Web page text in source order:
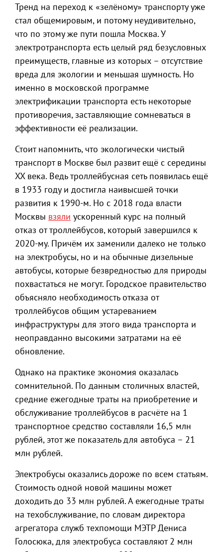
Тренд на переход к «зелёному» транспорту уже
стал общемировым, и потому неудивительно,
что по этому же пути пошла Москва. У
электротранспорта есть целый ряд безусловных
преимуществ, главные из которых – отсутствие
вреда для экологии и меньшая шумность. Но
именно в московской программе
электрификации транспорта есть некоторые
противоречия, заставляющие сомневаться в
эффективности её реализации.
Стоит напомнить, что экологически чистый
транспорт в Москве был развит ещё с середины
XX века. Ведь троллейбусная сеть появилась ещё
в 1933 году и достигла наивысшей точки
развития к 1990-м. Но с 2018 года власти
Москвы взяли ускоренный курс на полный
отказ от троллейбусов, который завершился к
2020-му. Причём их заменили далеко не только
на электробусы, но и на обычные дизельные
автобусы, которые безвредностью для природы
похвастаться не могут. Городское правительство
объясняло необходимость отказа от
троллейбусов общим устареванием
инфраструктуры для этого вида транспорта и
неоправданно высокими затратами на её
обновление.
Однако на практике экономия оказалась
сомнительной. По данным столичных властей,
средние ежегодные траты на приобретение и
обслуживание троллейбусов в расчёте на 1
транспортное средство составляли 16,5 млн
рублей, этот же показатель для автобуса – 21
млн рублей.
Электробусы оказались дороже по всем статьям.
Стоимость одной новой машины может
доходить до 33 млн рублей. А ежегодные траты
на техобслуживание, по словам директора
агрегатора служб техпомощи МЭТР Дениса
Голосюка, для электробуса составляют 2 млн